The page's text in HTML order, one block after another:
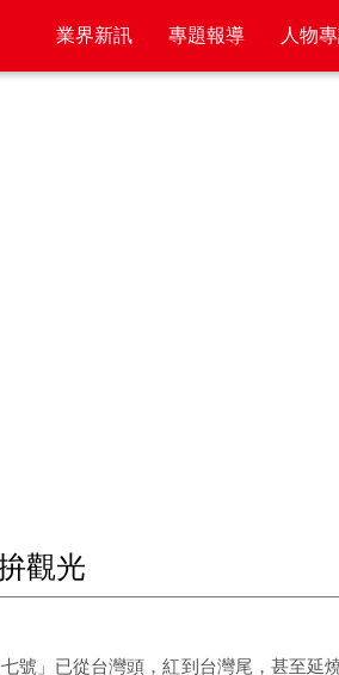
業界新訊 專題報導 人物
觀光
號」已從台灣頭，紅到台灣尾，甚至